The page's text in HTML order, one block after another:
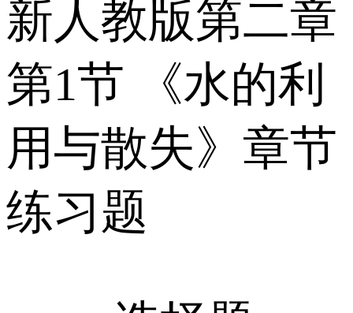
新人教版第二章
第1节 《水的利
用与散失》章节
练习题